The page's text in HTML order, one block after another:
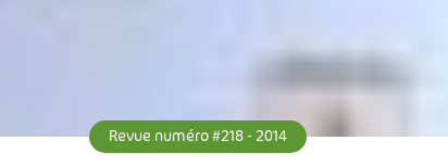
Revue numéro #218 - 2014